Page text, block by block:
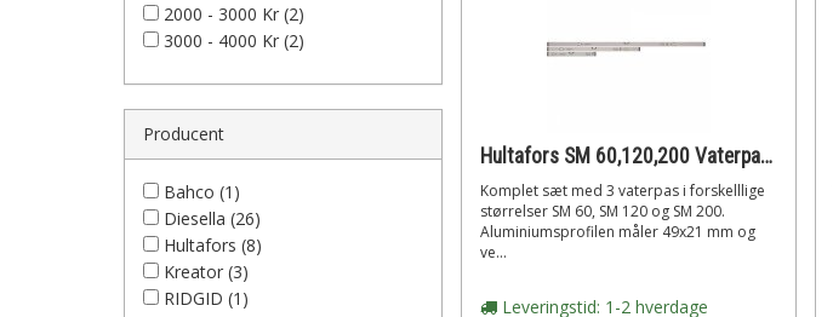
2000 - 3000 Kr (2)
3000 - 4000 Kr (2)
Producent
Bahco (1)
Diesella (26)
Hultafors (8)
Kreator (3)
RIDGID (1)
Hultafors SM 60,120,200 Vaterpas i aluminium 3 stk.
Komplet sæt med 3 vaterpas i forskelllige
størrelser SM 60, SM 120 og SM 200.
Aluminiumsprofilen måler 49x21 mm og
ve...
Leveringstid: 1-2 hverdage